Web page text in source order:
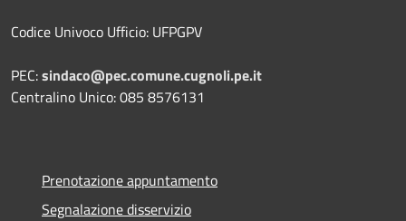
Codice Univoco Ufficio: UFPGPV
PEC:sindaco@pec.comune.cugnoli.pe.it
Centralino Unico: 085 8576131
Prenotazione appuntamento
Segnalazione disservizio